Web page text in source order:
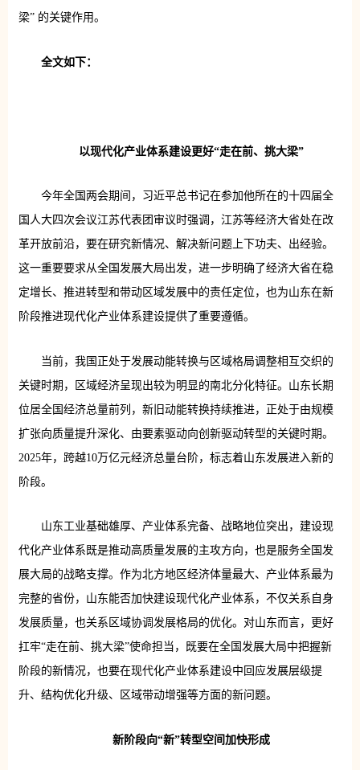
梁” 的关键作用。
全文如下：
以现代化产业体系建设更好“走在前、挑大梁”
今年全国两会期间，习近平总书记在参加他所在的十四届全
国人大四次会议江苏代表团审议时强调，江苏等经济大省处在改
革开放前沿，要在研究新情况、解决新问题上下功夫、出经验。
这一重要要求从全国发展大局出发，进一步明确了经济大省在稳
定增长、推进转型和带动区域发展中的责任定位，也为山东在新
阶段推进现代化产业体系建设提供了重要遵循。
当前，我国正处于发展动能转换与区域格局调整相互交织的
关键时期，区域经济呈现出较为明显的南北分化特征。山东长期
位居全国经济总量前列，新旧动能转换持续推进，正处于由规模
扩张向质量提升深化、由要素驱动向创新驱动转型的关键时期。
2025年，跨越10万亿元经济总量台阶，标志着山东发展进入新的
阶段。
山东工业基础雄厚、产业体系完备、战略地位突出，建设现
代化产业体系既是推动高质量发展的主攻方向，也是服务全国发
展大局的战略支撑。作为北方地区经济体量最大、产业体系最为
完整的省份，山东能否加快建设现代化产业体系，不仅关系自身
发展质量，也关系区域协调发展格局的优化。对山东而言，更好
扛牢“走在前、挑大梁”使命担当，既要在全国发展大局中把握新
阶段的新情况，也要在现代化产业体系建设中回应发展层级提
升、结构优化升级、区域带动增强等方面的新问题。
新阶段向“新”转型空间加快形成